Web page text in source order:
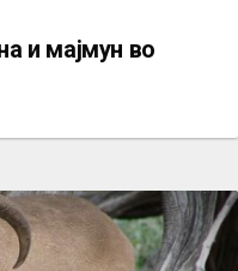
и мајмун во